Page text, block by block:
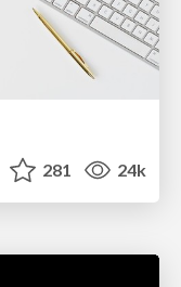
281 24k